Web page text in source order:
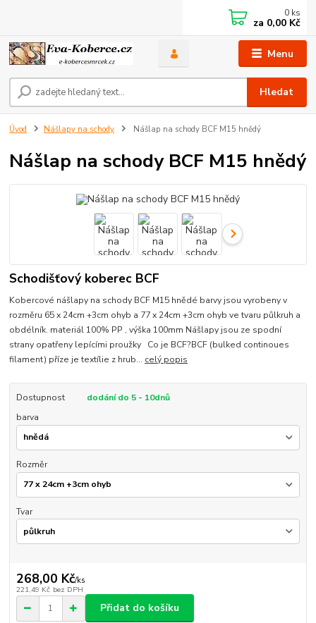
Menu
Hledat
0 ks
za 0,00 Kč
Úvod Nášlapy na schody Nášlap na schody BCF M15 hnědý
Nášlap na schody BCF M15 hnědý
Schodišťový koberec BCF
Kobercové nášlapy na schody BCF M15 hnědé barvy jsou vyrobeny v
rozměru 65 x 24cm +3cm ohyb a 77 x 24cm +3cm ohyb ve tvaru půlkruh a
obdélník. materiál 100% PP , výška 100mm Nášlapy jsou ze spodní
strany opatřeny lepícími proužky Co je BCF?BCF (bulked continoues
filament) příze je textílie z hrub... celý popis
Dostupnost
dodání do 5 - 10dnů
barva
Rozměr
Tvar
268,00 Kč/ks
221,49 Kč bez DPH
Přidat do košíku